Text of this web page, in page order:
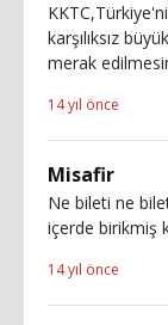
karşılıksız
merak
14 yıl önce
Misafir
Ne bileti ne
içerde birikmiş
14 yıl önce